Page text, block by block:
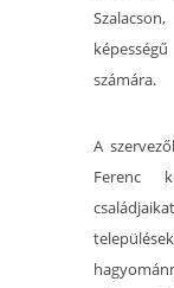
számára.
A
Ferenc